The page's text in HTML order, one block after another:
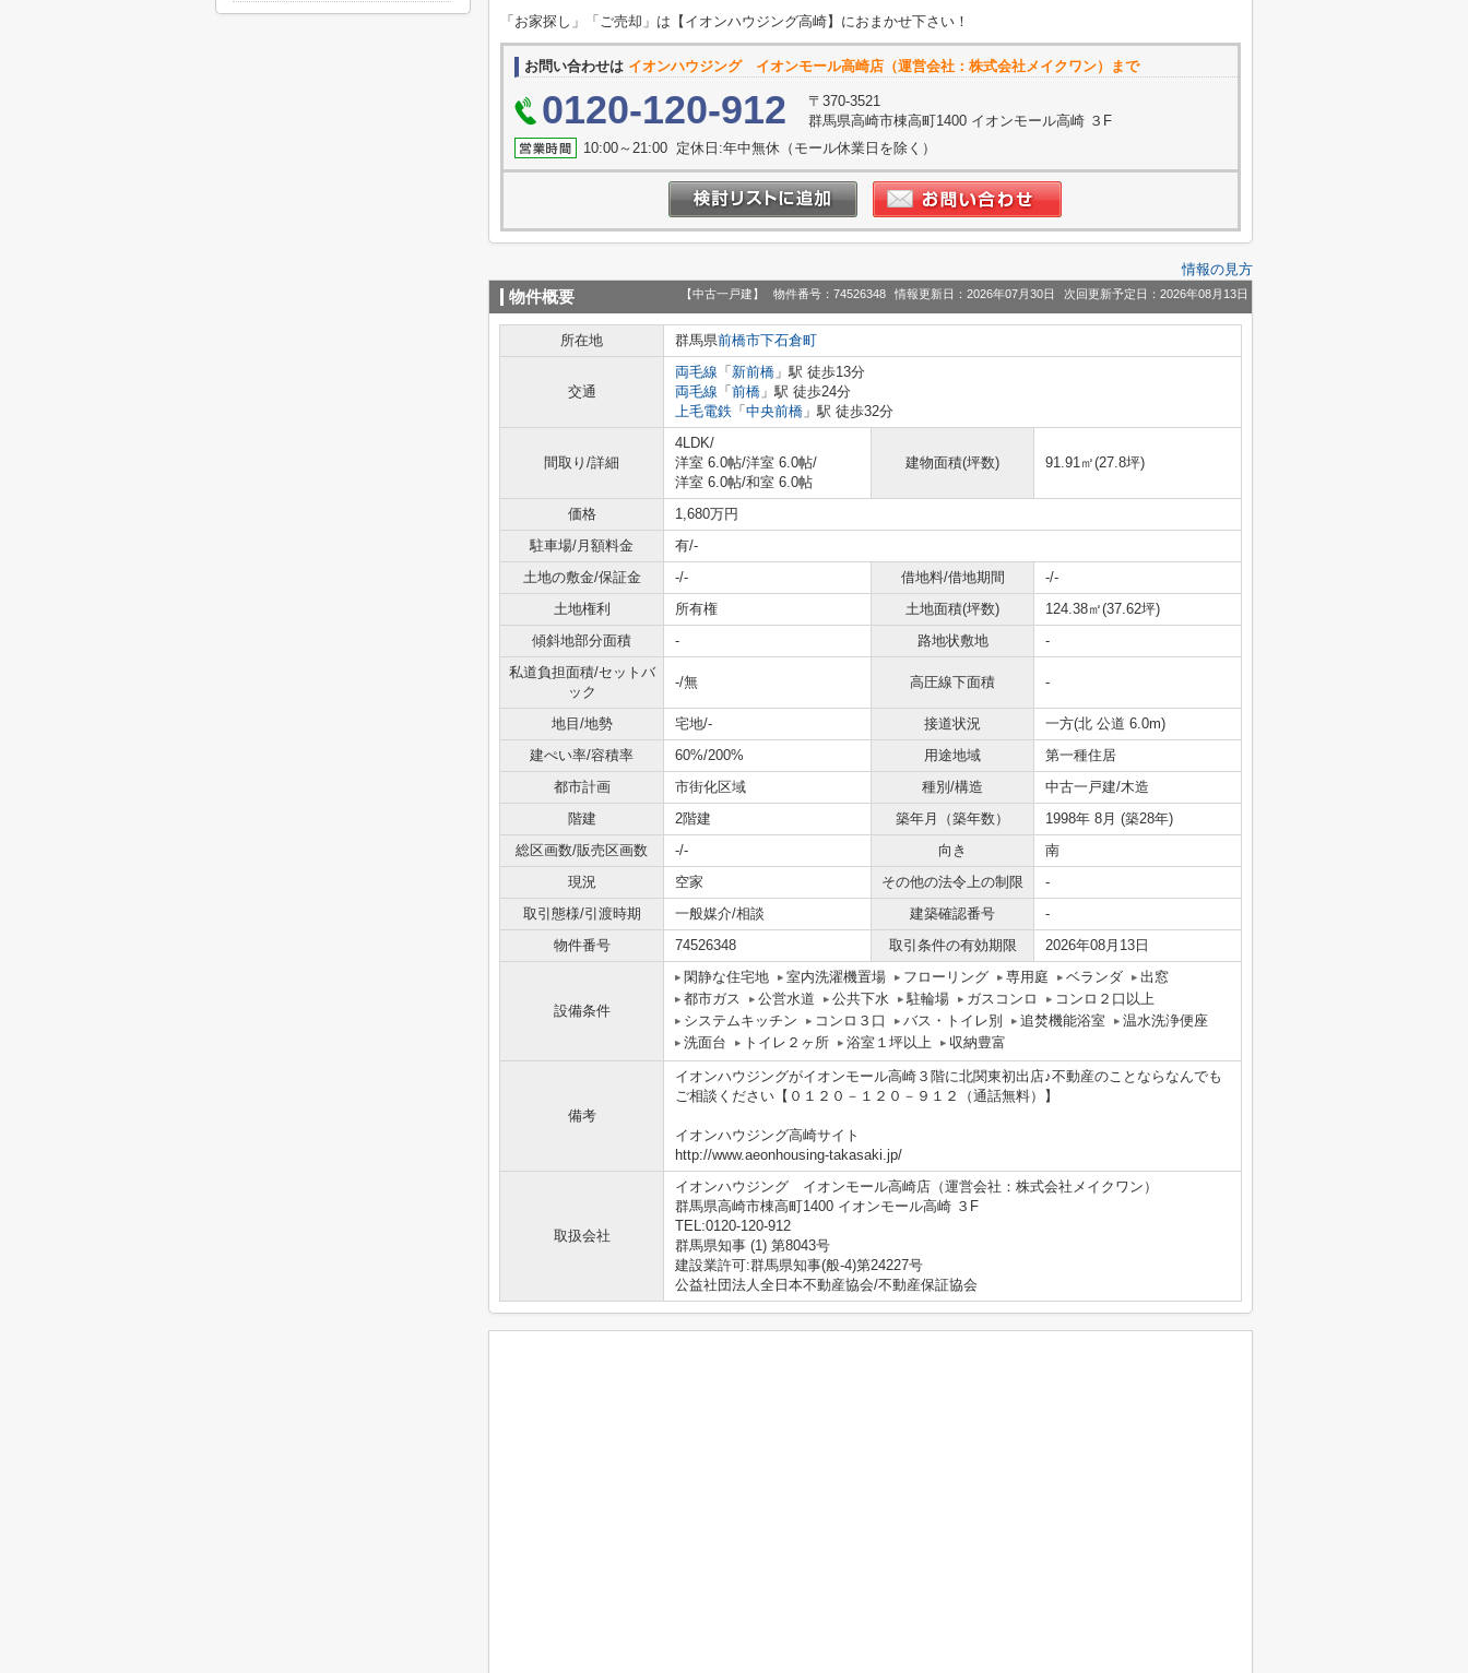
「お家探し」「ご売却」は【イオンハウジング高崎】におまかせ下さい！
お問い合わせは イオンハウジング イオンモール高崎店（運営会社：株式会社メイクワン）まで
0120-120-912
〒370-3521
群馬県高崎市棟高町1400 イオンモール高崎 ３F
10:00～21:00 定休日:年中無休（モール休業日を除く）
情報の見方
物件概要 【中古一戸建】 物件番号：74526348 情報更新日：2026年07月30日 次回更新予定日：2026年08月13日
所在地 群馬県前橋市下石倉町
交通
両毛線 「 新前橋 」駅 徒歩13分
両毛線 「 前橋 」駅 徒歩24分
上毛電鉄 「 中央前橋 」駅 徒歩32分
間取り/詳細
4LDK/
洋室 6.0帖/洋室 6.0帖/
洋室 6.0帖/和室 6.0帖
建物面積(坪数) 91.91㎡(27.8坪)
価格
1,680万円
駐車場/月額料金
有/-
土地の敷金/保証金
-/- 借地料/借地期間
-/-
土地権利
所有権 土地面積(坪数)
124.38㎡(37.62坪)
傾斜地部分面積
- 路地状敷地
-
私道負担面積/セットバ
ック
-/無 高圧線下面積 -
地目/地勢 宅地/- 接道状況
一方(北 公道 6.0m)
建ぺい率/容積率
60%/200% 用途地域
第一種住居
都市計画
市街化区域 種別/構造
中古一戸建/木造
階建
2階建 築年月（築年数）
1998年 8月 (築28年)
総区画数/販売区画数
-/- 向き
南
現況
空家 その他の法令上の制限
-
取引態様/引渡時期
一般媒介/相談 建築確認番号
-
物件番号
74526348 取引条件の有効期限 2026年08月13日
設備条件
閑静な住宅地 室内洗濯機置場 フローリング 専用庭 ベランダ
出窓
都市ガス
公営水道 公共下水 駐輪場 ガスコンロ
コンロ２口以上
システムキッチン
コンロ３口 バス・トイレ別 追焚機能浴室
温水洗浄便座
洗面台
トイレ２ヶ所 浴室１坪以上 収納豊富
備考
イオンハウジングがイオンモール高崎３階に北関東初出店♪不動産のことならなんでも
ご相談ください【０１２０－１２０－９１２（通話無料）】
イオンハウジング高崎サイト
http://www.aeonhousing-takasaki.jp/
取扱会社
イオンハウジング イオンモール高崎店（運営会社：株式会社メイクワン）
群馬県高崎市棟高町1400 イオンモール高崎 ３F
TEL:0120-120-912
群馬県知事 (1) 第8043号
建設業許可:群馬県知事(般-4)第24227号
公益社団法人全日本不動産協会/不動産保証協会